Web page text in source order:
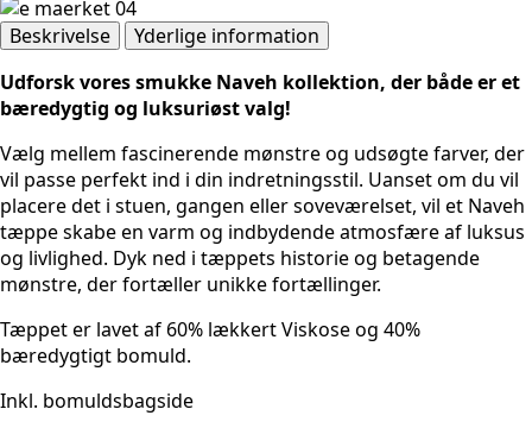
Beskrivelse
Yderlige information
Udforsk vores smukke Naveh kollektion, der både er et
bæredygtig og luksuriøst valg!
Vælg mellem fascinerende mønstre og udsøgte farver, der
vil passe perfekt ind i din indretningsstil. Uanset om du vil
placere det i stuen, gangen eller soveværelset, vil et Naveh
tæppe skabe en varm og indbydende atmosfære af luksus
og livlighed. Dyk ned i tæppets historie og betagende
mønstre, der fortæller unikke fortællinger.
Tæppet er lavet af 60% lækkert Viskose og 40%
bæredygtigt bomuld.
Inkl. bomuldsbagside